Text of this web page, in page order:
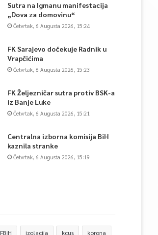
Sutra na Igmanu manifestacija
„Dova za domovinu“
Četvrtak, 6 Augusta 2026, 15:24
FK Sarajevo dočekuje Radnik u
Vrapčićima
Četvrtak, 6 Augusta 2026, 15:23
FK Željezničar sutra protiv BSK-a
iz Banje Luke
Četvrtak, 6 Augusta 2026, 15:21
Centralna izborna komisija BiH
kaznila stranke
Četvrtak, 6 Augusta 2026, 15:19
FBiH izolacija kcus korona